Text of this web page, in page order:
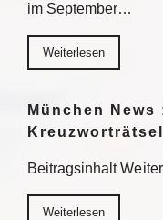
im September…
Weiterlesen
München
Beitragsinhalt
Weiterlesen